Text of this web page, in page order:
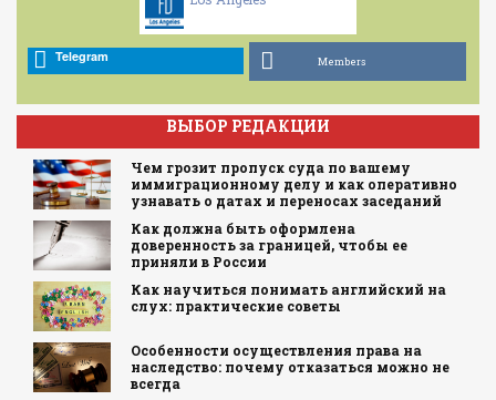
Telegram Members
ВЫБОР РЕДАКЦИИ
Чем грозит пропуск суда по вашему
иммиграционному делу и как оперативно
узнавать о датах и переносах заседаний
Как должна быть оформлена
доверенность за границей, чтобы ее
приняли в России
Как научиться понимать английский на
слух: практические советы
Особенности осуществления права на
наследство: почему отказаться можно не
всегда